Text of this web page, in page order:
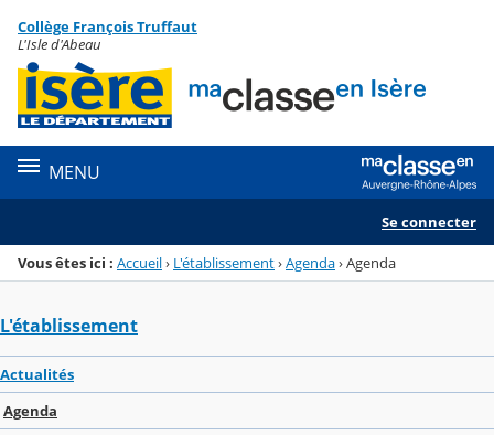
Menu de la rubrique
Contenu
Collège François Truffaut
L'Isle d'Abeau
MENU
Se connecter
Vous êtes ici : Accueil› L'établissement›Agenda›Agenda
L'établissement
Actualités
Agenda